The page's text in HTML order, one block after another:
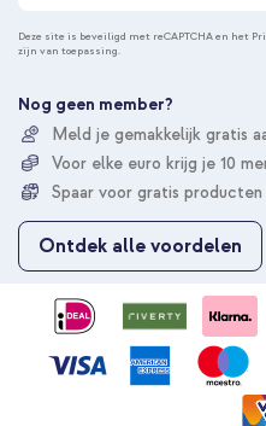
n
n
e
u
o
p
z
Deze site is beveiligd met reCAPTCHA en het
zijn van toepassing.
Nog geen member?
Meld je gemakkelijk gratis
Voor elke euro krijg je 10
Spaar voor gratis producten
Ontdek alle voordelen